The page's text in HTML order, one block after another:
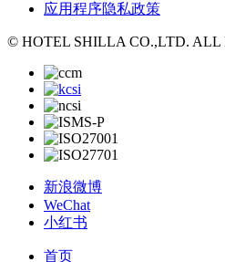
应用程序隐私政策
© HOTEL SHILLA CO.,LTD. ALL
新浪微博
WeChat
小红书
首页